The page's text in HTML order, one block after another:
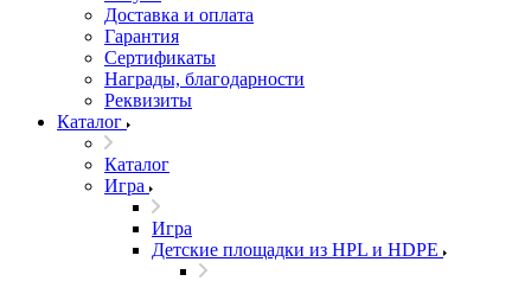
Доставка и оплата
Гарантия
Сертификаты
Награды, благодарности
Реквизиты
Каталог
Каталог
Игра
Игра
Детские площадки из HPL и HDPE